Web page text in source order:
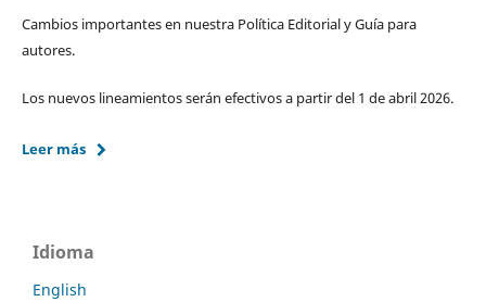
Cambios importantes en nuestra Política Editorial y Guía para
autores.
Los nuevos lineamientos serán efectivos a partir del 1 de abril 2026.
Leer más
Idioma
English